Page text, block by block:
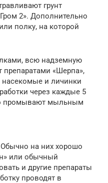
грунт
2». Дополнительно
полку, на которой
всю надземную
препаратами «Шерпа»,
насекомые и личинки
через каждые 5
промывают мыльным
на них хорошо
или обычный
и другие препараты
проводят в